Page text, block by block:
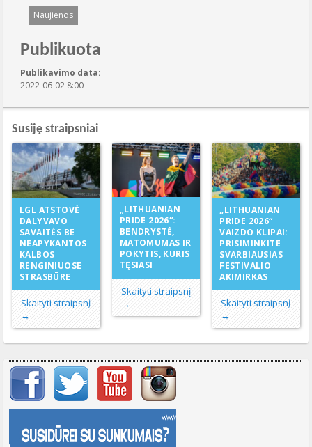
Naujienos
Publikuota
Publikavimo data:
2022-06-02 8:00
Susiję straipsniai
LGL ATSTOVĖ
DALYVAVO
SAVAITĖS BE
NEAPYKANTOS
KALBOS
RENGINIUOSE
STRASBŪRE
Skaityti straipsnį
→
„LITHUANIAN
PRIDE 2026“:
BENDRYSTĖ,
MATOMUMAS IR
POKYTIS, KURIS
TĘSIASI
Skaityti straipsnį
→
„LITHUANIAN
PRIDE 2026“
VAIZDO KLIPAI:
PRISIMINKITE
SVARBIAUSIAS
FESTIVALIO
AKIMIRKAS
Skaityti straipsnį
→
Svarbių įrašų meniu